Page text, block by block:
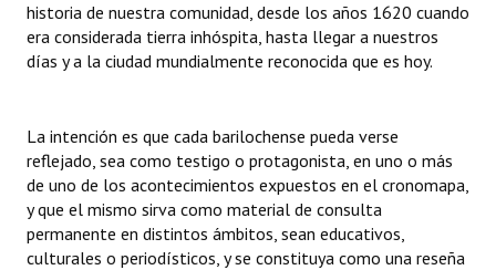
REFORMA DE LA CARTA ORGÁNICA
historia de nuestra comunidad, desde los años 1620 cuando
era considerada tierra inhóspita, hasta llegar a nuestros
días y a la ciudad mundialmente reconocida que es hoy.
La intención es que cada barilochense pueda verse
reflejado, sea como testigo o protagonista, en uno o más
de uno de los acontecimientos expuestos en el cronomapa,
y que el mismo sirva como material de consulta
permanente en distintos ámbitos, sean educativos,
culturales o periodísticos, y se constituya como una reseña